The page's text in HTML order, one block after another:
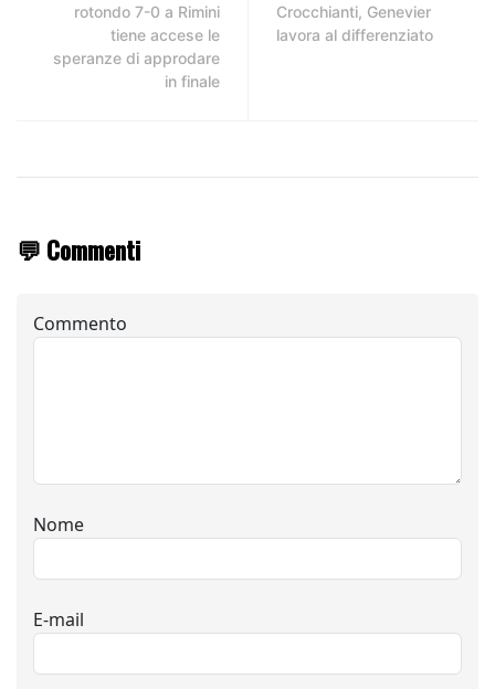
rotondo 7-0 a Rimini
tiene accese le
speranze di approdare
in finale
Crocchianti, Genevier
lavora al differenziato
💬 Commenti